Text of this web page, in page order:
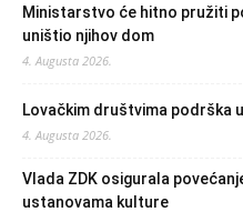
Ministarstvo će hitno pružiti
uništio njihov dom
4. Augusta 2026.
Lovačkim društvima podrška
4. Augusta 2026.
Vlada ZDK osigurala
ustanovama kulture